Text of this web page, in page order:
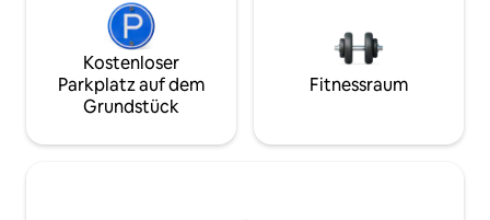
Kostenloser
Parkplatz auf dem
Grundstück
Fitnessraum